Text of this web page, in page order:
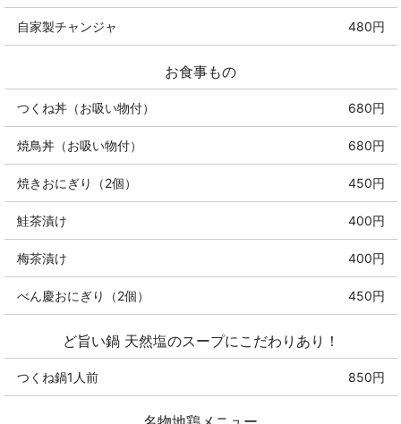
自家製チャンジャ 480円
お食事もの
つくね丼（お吸い物付） 680円
焼鳥丼（お吸い物付） 680円
焼きおにぎり（2個） 450円
鮭茶漬け 400円
梅茶漬け 400円
べん慶おにぎり（2個） 450円
ど旨い鍋 天然塩のスープにこだわりあり！
つくね鍋1人前 850円